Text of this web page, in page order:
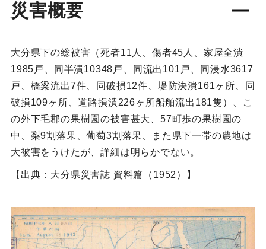
災害概要
大分県下の総被害（死者11人、傷者45人、家屋全潰
1985戸、同半潰10348戸、同流出101戸、同浸水3617
戸、橋梁流出7件、同破損12件、堤防決潰161ヶ所、同
破損109ヶ所、道路損潰226ヶ所船舶流出181隻）、こ
の外下毛郡の果樹園の被害甚大、57町歩の果樹園の
中、梨9割落果、葡萄3割落果、また県下一帯の農地は
大被害をうけたが、詳細は明らかでない。
【出典：大分県災害誌 資料篇（1952）】